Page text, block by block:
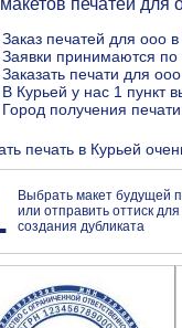
печатей для
Заказ печатей для ооо
Заявки принимаются
Заказать печати для
В Курьей у нас 1 пункт
Город получения печати
печать в Курьей
Выбрать макет будущей
или отправить оттиск для
создания дубликата